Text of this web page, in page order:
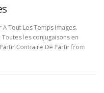
Tout Les Temps Images.
les conjugaisons en
Contraire De Partir from